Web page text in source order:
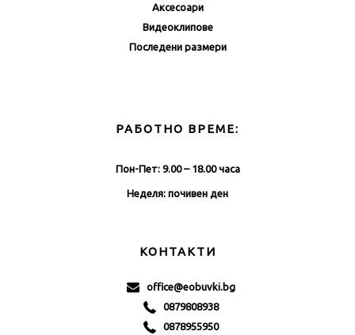
Аксесоари
Видеоклипове
Последени размери
РАБОТНО ВРЕМЕ:
Пон-Пет: 9.00 – 18.00 часа
Неделя: почивен ден
КОНТАКТИ
office@eobuvki.bg
0879808938
0878955950